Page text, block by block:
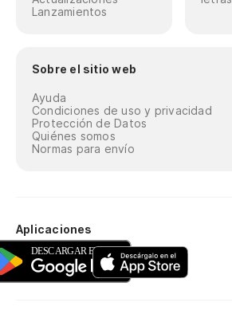
Lanzamientos
Sobre el sitio web
Ayuda
Condiciones de uso y privacidad
Protección de Datos
Quiénes somos
Normas para envío
Aplicaciones